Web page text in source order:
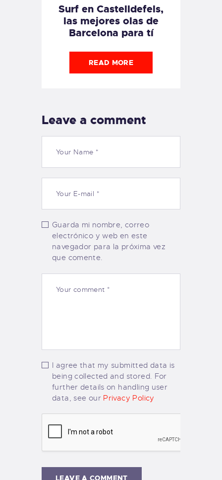
Surf en Castelldefels,
las mejores olas de
Barcelona para tí
READ MORE
Leave a comment
Guarda mi nombre, correo
electrónico y web en este
navegador para la próxima vez
que comente.
I agree that my submitted data is
being collected and stored. For
further details on handling user
data, see our Privacy Policy